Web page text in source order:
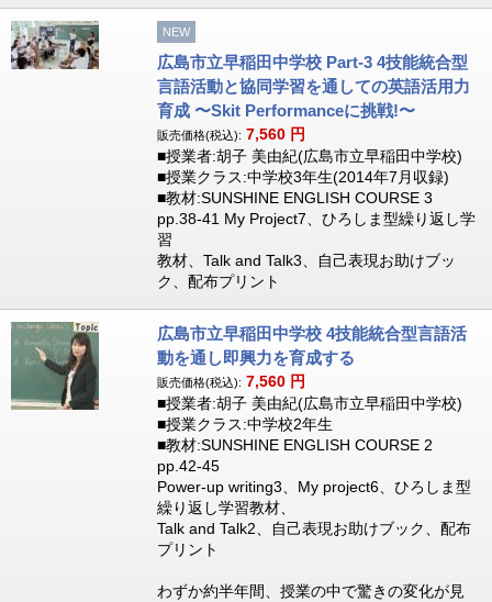
NEW
広島市立早稲田中学校 Part-3 4技能統合型
言語活動と協同学習を通しての英語活用力
育成 〜Skit Performanceに挑戦!〜
販売価格(税込): 7,560 円
■授業者:胡子 美由紀(広島市立早稲田中学校)
■授業クラス:中学校3年生(2014年7月収録)
■教材:SUNSHINE ENGLISH COURSE 3
pp.38-41 My Project7、ひろしま型繰り返し学
習
教材、Talk and Talk3、自己表現お助けブッ
ク、配布プリント
広島市立早稲田中学校 4技能統合型言語活
動を通し即興力を育成する
販売価格(税込): 7,560 円
■授業者:胡子 美由紀(広島市立早稲田中学校)
■授業クラス:中学校2年生
■教材:SUNSHINE ENGLISH COURSE 2
pp.42-45
Power-up writing3、My project6、ひろしま型
繰り返し学習教材、
Talk and Talk2、自己表現お助けブック、配布
プリント
わずか約半年間、授業の中で驚きの変化が見